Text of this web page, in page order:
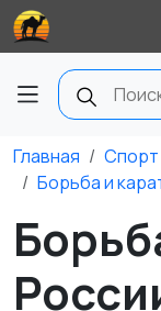
Главная Спорт
Борьба и